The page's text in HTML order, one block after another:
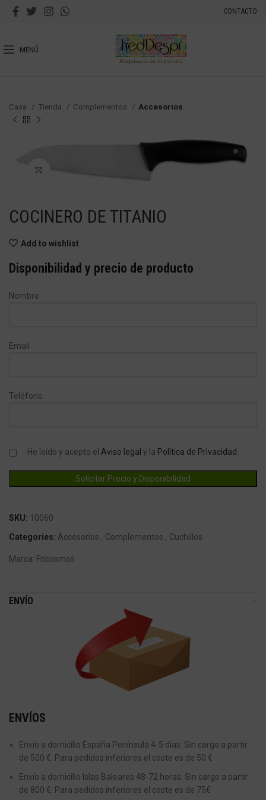
CONTACTO
MENÚ
Casa Tienda Complementos Accesorios
Haga Click para agrandar
COCINERO DE TITANIO
Add to wishlist
Disponibilidad y precio de producto
Nombre
Email
Teléfono
He leído y acepto el Aviso legal y la Política de Privacidad.
SKU: 10060
Categories: Accesorios , Complementos , Cuchillos
Marca: Fricosmos
ENVÍO
ENVÍOS
Envío a domicilio España Península 4-5 días: Sin cargo a partir
de 500 €. Para pedidos inferiores el coste es de 50 €
Envío a domicilio Islas Baleares 48-72 horas: Sin cargo a partir
de 800 €. Para pedidos inferiores el coste es de 75€